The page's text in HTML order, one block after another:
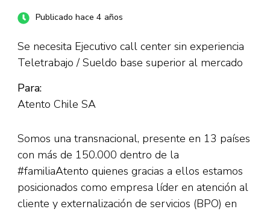
Publicado hace 4 años
Se necesita Ejecutivo call center sin experiencia
Teletrabajo / Sueldo base superior al mercado
Para:
Atento Chile SA
Somos una transnacional, presente en 13 países
con más de 150.000 dentro de la
#familiaAtento quienes gracias a ellos estamos
posicionados como empresa líder en atención al
cliente y externalización de servicios (BPO) en